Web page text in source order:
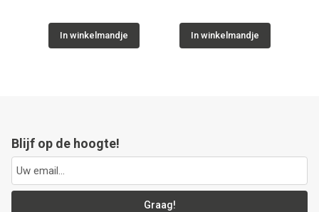
In winkelmandje In winkelmandje
Blijf op de hoogte!
Graag!